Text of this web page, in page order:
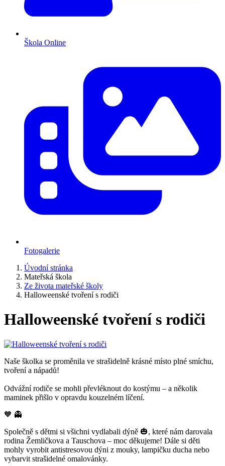
Škola Online
Fotogalerie
Úvodní stránka
Mateřská škola
Ze života mateřské školy
Halloweenské tvoření s rodiči
Halloweenské tvoření s rodiči
Naše školka se proměnila ve strašidelně krásné místo plné smíchu,
tvoření a nápadů!
Odvážní rodiče se mohli převléknout do kostýmu – a několik
maminek přišlo v opravdu kouzelném líčení.
🧡 👻
Společně s dětmi si všichni vydlabali dýně 🎃, které nám darovala
rodina Žemličkova a Tauschova – moc děkujeme! Dále si děti
mohly vyrobit antistresovou dýni z mouky, lampičku ducha nebo
vybarvit strašidelné omalovánky.